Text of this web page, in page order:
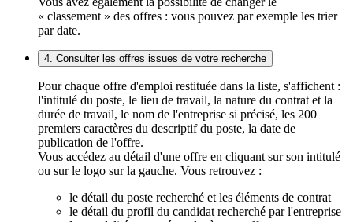
« classement » des offres : vous pouvez par exemple les trier
par date.
4. Consulter les offres issues de votre recherche
Pour chaque offre d'emploi restituée dans la liste, s'affichent :
l'intitulé du poste, le lieu de travail, la nature du contrat et la
durée de travail, le nom de l'entreprise si précisé, les 200
premiers caractères du descriptif du poste, la date de
publication de l'offre.
Vous accédez au détail d'une offre en cliquant sur son intitulé
ou sur le logo sur la gauche. Vous retrouvez :
le détail du poste recherché et les éléments de contrat
le détail du profil du candidat recherché par l'entreprise